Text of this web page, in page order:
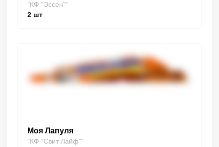
"КФ "Эссен""
2 шт
Моя Лапуля
"КФ "Свит Лайф""